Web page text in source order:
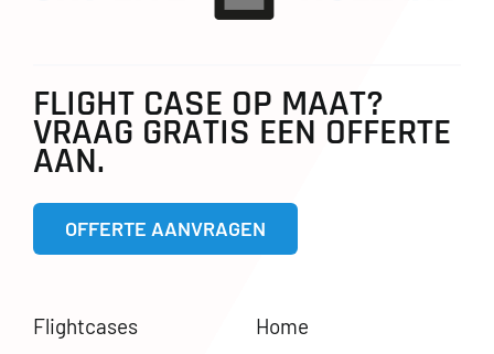
FLIGHT CASE OP MAAT?
VRAAG GRATIS EEN OFFERTE
AAN.
OFFERTE AANVRAGEN
Flightcases
Home